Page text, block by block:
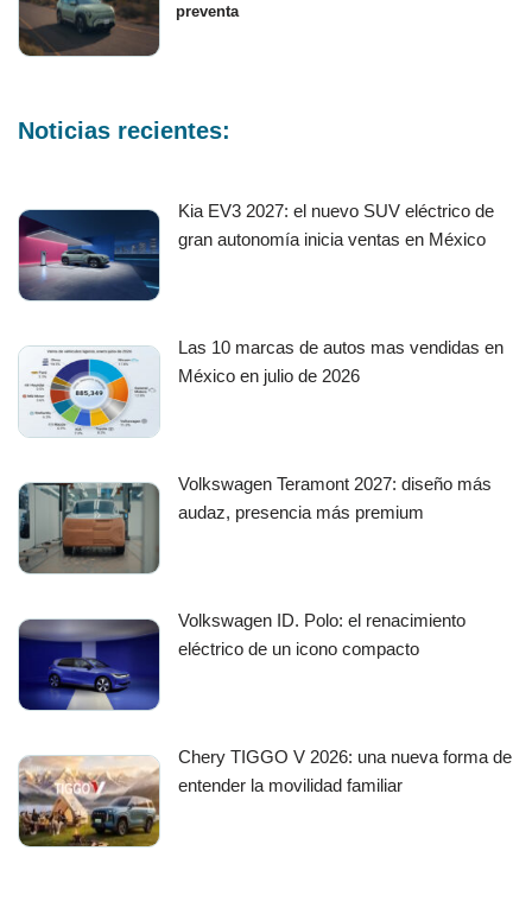
preventa
Noticias recientes:
Kia EV3 2027: el nuevo SUV eléctrico de
gran autonomía inicia ventas en México
Las 10 marcas de autos mas vendidas en
México en julio de 2026
Volkswagen Teramont 2027: diseño más
audaz, presencia más premium
Volkswagen ID. Polo: el renacimiento
eléctrico de un icono compacto
Chery TIGGO V 2026: una nueva forma de
entender la movilidad familiar